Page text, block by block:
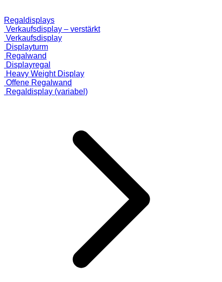
Regaldisplays
Verkaufsdisplay – verstärkt
Verkaufsdisplay
Displayturm
Regalwand
Displayregal
Heavy Weight Display
Offene Regalwand
Regaldisplay (variabel)